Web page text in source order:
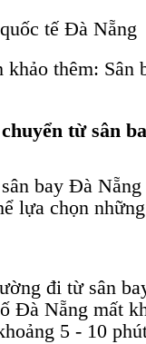
tế Đà Nẵng
khảo thêm:
từ sân
bay Đà
lựa chọn
đi từ sân
Đà Nẵng mất
5 - 10